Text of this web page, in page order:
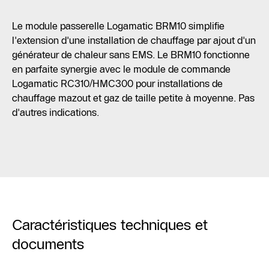
Le module passerelle Logamatic BRM10 simplifie
l'extension d'une installation de chauffage par ajout d'un
générateur de chaleur sans EMS. Le BRM10 fonctionne
en parfaite synergie avec le module de commande
Logamatic RC310/HMC300 pour installations de
chauffage mazout et gaz de taille petite à moyenne. Pas
d'autres indications.
Caractéristiques techniques et
documents